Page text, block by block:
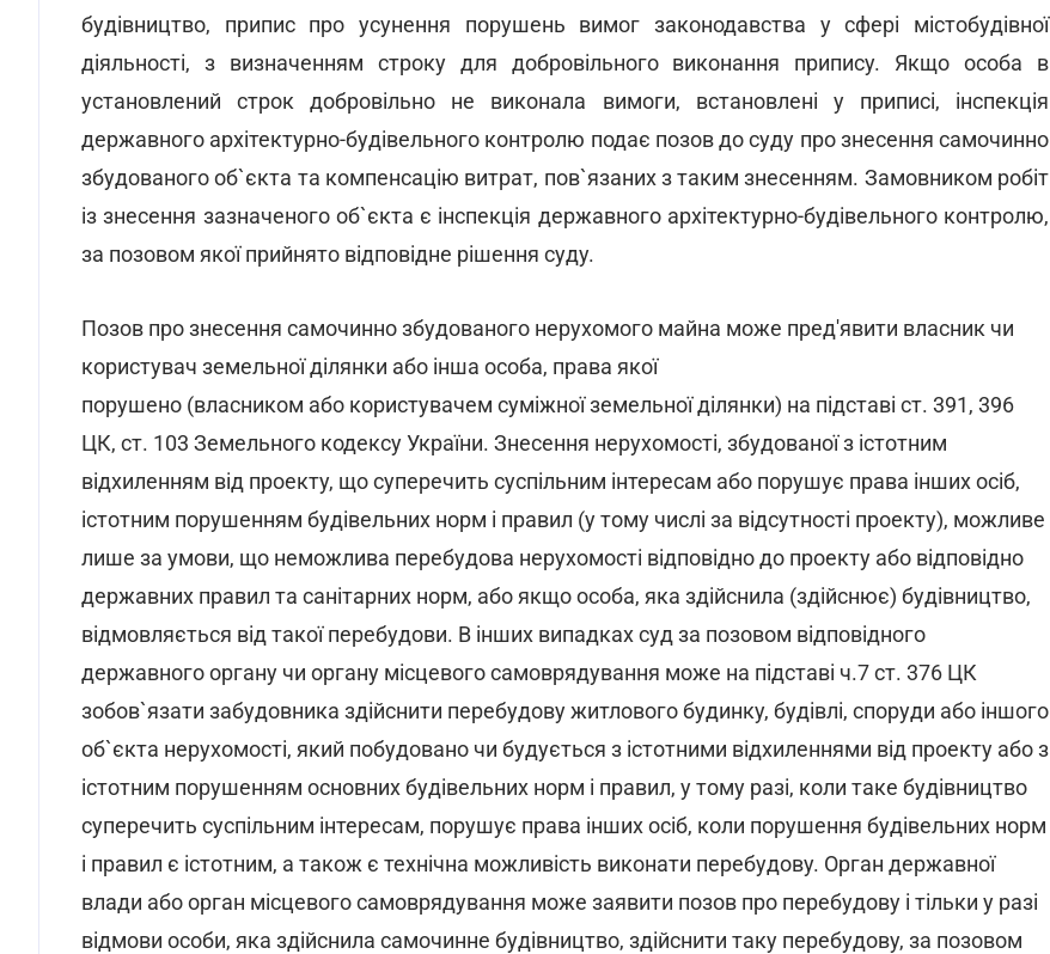
будівництво, припис про усунення порушень вимог законодавства у сфері містобудівної
діяльності, з визначенням строку для добровільного виконання припису. Якщо особа в
установлений строк добровільно не виконала вимоги, встановлені у приписі, інспекція
державного архітектурно-будівельного контролю подає позов до суду про знесення самочинно
збудованого об`єкта та компенсацію витрат, пов`язаних з таким знесенням. Замовником робіт
із знесення зазначеного об`єкта є інспекція державного архітектурно-будівельного контролю,
за позовом якої прийнято відповідне рішення суду.
Позов про знесення самочинно збудованого нерухомого майна може пред'явити власник чи
користувач земельної ділянки або інша особа, права якої
порушено (власником або користувачем суміжної земельної ділянки) на підставі ст. 391, 396
ЦК, ст. 103 Земельного кодексу України. Знесення нерухомості, збудованої з істотним
відхиленням від проекту, що суперечить суспільним інтересам або порушує права інших осіб,
істотним порушенням будівельних норм і правил (у тому числі за відсутності проекту), можливе
лише за умови, що неможлива перебудова нерухомості відповідно до проекту або відповідно
державних правил та санітарних норм, або якщо особа, яка здійснила (здійснює) будівництво,
відмовляється від такої перебудови. В інших випадках суд за позовом відповідного
державного органу чи органу місцевого самоврядування може на підставі ч.7 ст. 376 ЦК
зобов`язати забудовника здійснити перебудову житлового будинку, будівлі, споруди або іншого
об`єкта нерухомості, який побудовано чи будується з істотними відхиленнями від проекту або з
істотним порушенням основних будівельних норм і правил, у тому разі, коли таке будівництво
суперечить суспільним інтересам, порушує права інших осіб, коли порушення будівельних норм
і правил є істотним, а також є технічна можливість виконати перебудову. Орган державної
влади або орган місцевого самоврядування може заявити позов про перебудову і тільки у разі
відмови особи, яка здійснила самочинне будівництво, здійснити таку перебудову, за позовом